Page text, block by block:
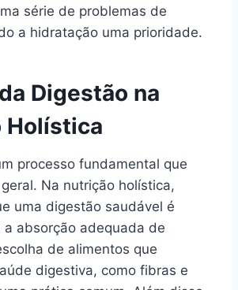
série de problemas de
a hidratação uma prioridade.
Digestão na
Holística
processo fundamental que
Na nutrição holística,
uma digestão saudável é
a absorção adequada de
de alimentos que
digestiva, como fibras e